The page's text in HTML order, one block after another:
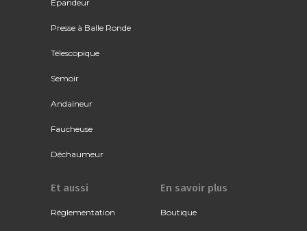
Épandeur
Presse à Balle Ronde
Télescopique
Semoir
Andaineur
Faucheuse
Déchaumeur
Et aussi
Réglementation
En savoir plus
Boutique